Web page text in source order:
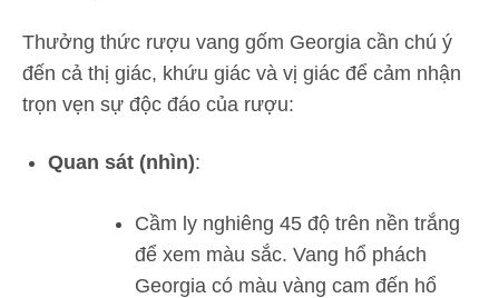
Thưởng thức rượu vang gốm Georgia cần chú ý
đến cả thị giác, khứu giác và vị giác để cảm nhận
trọn vẹn sự độc đáo của rượu:
Quan sát (nhìn):
Cầm ly nghiêng 45 độ trên nền trắng
để xem màu sắc. Vang hổ phách
Georgia có màu vàng cam đến hổ